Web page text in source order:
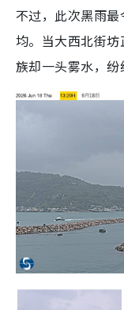
不过，此次黑雨
均。当大西北街
族却一头雾水，